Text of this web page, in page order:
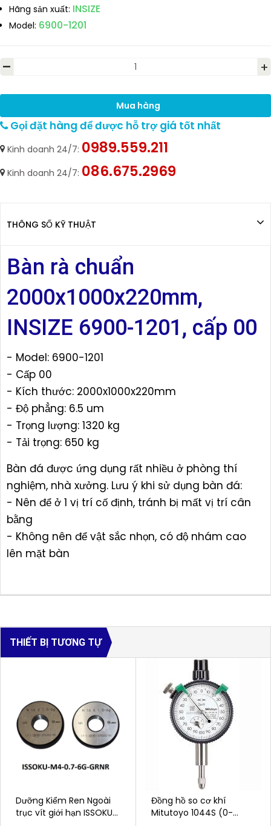
Hãng sản xuất: INSIZE
Model: 6900-1201
- +
Mua hàng
Gọi đặt hàng để được hỗ trợ giá tốt nhất
Kinh doanh 24/7: 0989.559.211
Kinh doanh 24/7: 086.675.2969
THÔNG SỐ KỸ THUẬT
Bàn rà chuẩn
2000x1000x220mm,
INSIZE 6900-1201, cấp 00
- Model: 6900-1201
- Cấp 00
- Kích thước: 2000x1000x220mm
- Độ phẳng: 6.5 um
- Trọng lượng: 1320 kg
- Tải trọng: 650 kg
Bàn đá được ứng dụng rất nhiều ở phòng thí
nghiệm, nhà xưởng. Lưu ý khi sử dụng bàn đá:
- Nên để ở 1 vị trí cố định, tránh bị mất vị trí cân
bằng
- Không nên để vật sắc nhọn, có độ nhám cao
lên mặt bàn
THIẾT BỊ TƯƠNG TỰ
Dưỡng Kiểm Ren Ngoài
trục vít giới hạn ISSOKU
Đồng hồ so cơ khí
Mitutoyo 1044S (0-